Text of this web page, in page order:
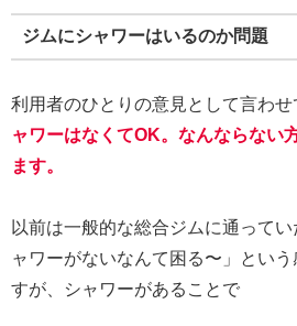
ジムにシャワーはいるのか問題
利用者のひとりの意見として言わせ
ャワーはなくてOK。なんならない
ます。
以前は一般的な総合ジムに通って
ャワーがないなんて困る〜」とい
すが、シャワーがあることで